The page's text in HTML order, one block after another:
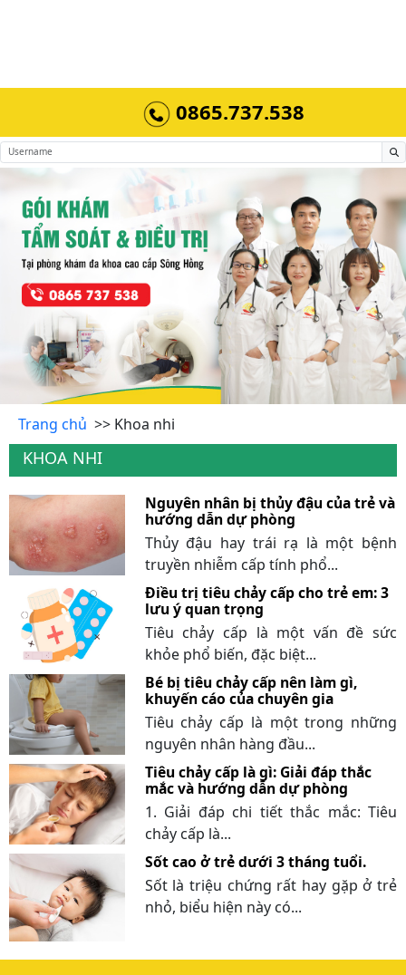
0865.737.538
Previous Next
Trang chủ >> Khoa nhi
KHOA NHI
Nguyên nhân bị thủy đậu của trẻ và
hướng dẫn dự phòng
Thủy đậu hay trái rạ là một bệnh
truyền nhiễm cấp tính phổ...
Điều trị tiêu chảy cấp cho trẻ em: 3
lưu ý quan trọng
Tiêu chảy cấp là một vấn đề sức
khỏe phổ biến, đặc biệt...
Bé bị tiêu chảy cấp nên làm gì,
khuyến cáo của chuyên gia
Tiêu chảy cấp là một trong những
nguyên nhân hàng đầu...
Tiêu chảy cấp là gì: Giải đáp thắc
mắc và hướng dẫn dự phòng
1. Giải đáp chi tiết thắc mắc: Tiêu
chảy cấp là...
Sốt cao ở trẻ dưới 3 tháng tuổi.
Sốt là triệu chứng rất hay gặp ở trẻ
nhỏ, biểu hiện này có...